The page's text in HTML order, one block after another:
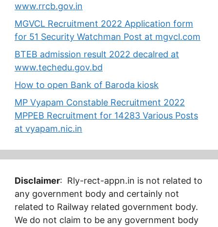
www.rrcb.gov.in
MGVCL Recruitment 2022 Application form
for 51 Security Watchman Post at mgvcl.com
BTEB admission result 2022 decalred at
www.techedu.gov.bd
How to open Bank of Baroda kiosk
MP Vyapam Constable Recruitment 2022
MPPEB Recruitment for 14283 Various Posts
at vyapam.nic.in
Disclaimer: Rly-rect-appn.in is not related to
any government body and certainly not
related to Railway related government body.
We do not claim to be any government body